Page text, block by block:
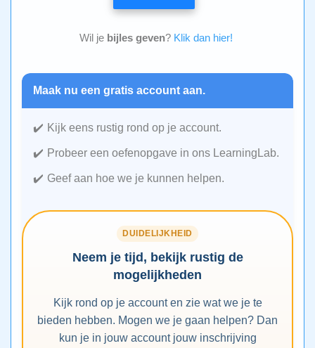
Wil je bijles geven? Klik dan hier!
Maak nu een gratis account aan.
Kijk eens rustig rond op je account.
Probeer een oefenopgave in ons LearningLab.
Geef aan hoe we je kunnen helpen.
DUIDELIJKHEID
Neem je tijd, bekijk rustig de
mogelijkheden
Kijk rond op je account en zie wat we je te
bieden hebben. Mogen we je gaan helpen? Dan
kun je in jouw account jouw inschrijving